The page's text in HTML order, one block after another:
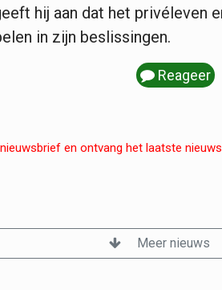
hij aan dat het privéleven
in zijn beslissingen.
Reageer
en ontvang het laatste
Meer nieuws